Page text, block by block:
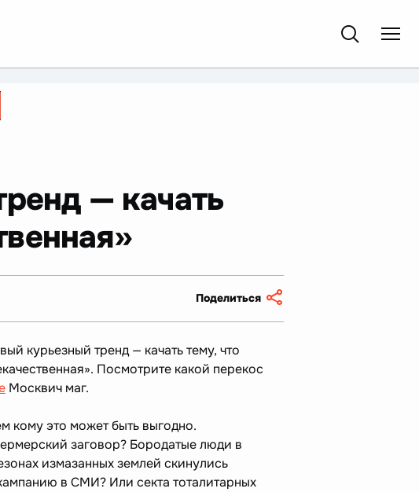
— качать
Поделиться
курьезный тренд — качать тему, что
Посмотрите какой перекос
Москвич маг.
кому это может быть выгодно.
заговор? Бородатые люди в
измазанных землей скинулись
в СМИ? Или секта тоталитарных